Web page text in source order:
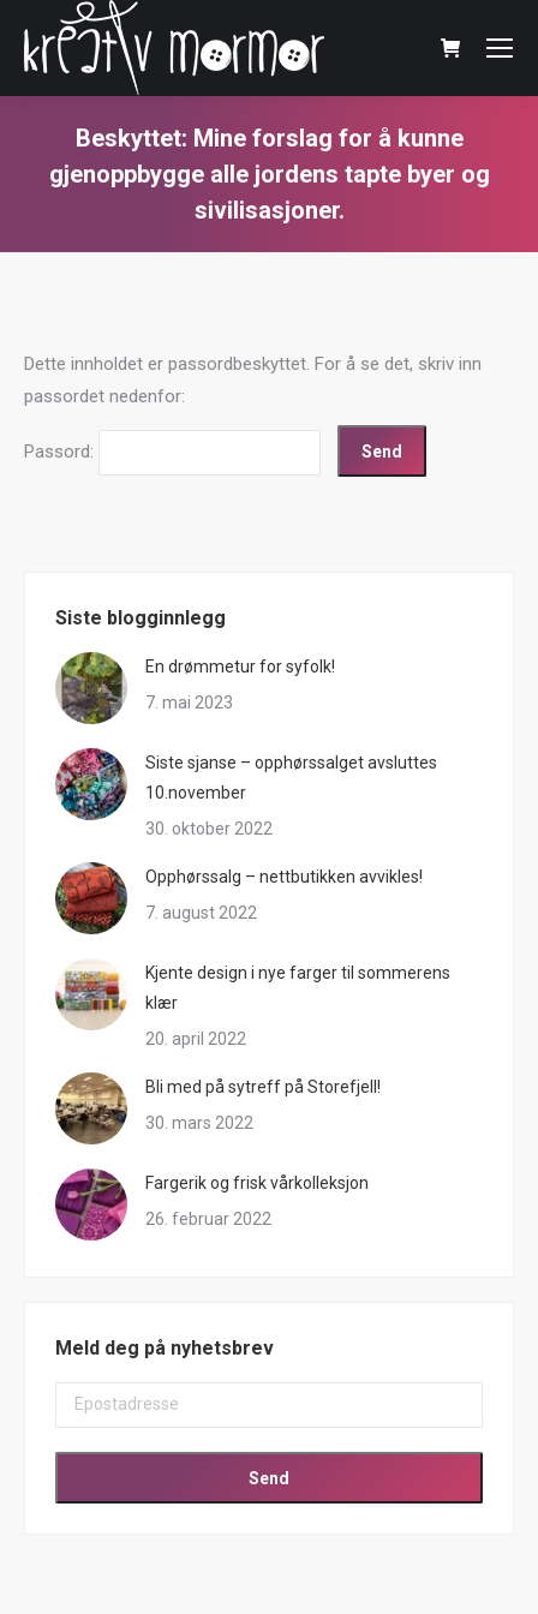
Beskyttet: Mine forslag for å kunne
gjenoppbygge alle jordens tapte byer og
sivilisasjoner.
Dette innholdet er passordbeskyttet. For å se det, skriv inn
passordet nedenfor:
Passord:
Siste blogginnlegg
En drømmetur for syfolk!
7. mai 2023
Siste sjanse – opphørssalget avsluttes
10.november
30. oktober 2022
Opphørssalg – nettbutikken avvikles!
7. august 2022
Kjente design i nye farger til sommerens
klær
20. april 2022
Bli med på sytreff på Storefjell!
30. mars 2022
Fargerik og frisk vårkolleksjon
26. februar 2022
Meld deg på nyhetsbrev